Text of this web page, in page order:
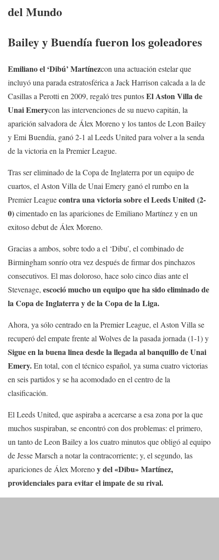
del Mundo
Bailey y Buendía fueron los goleadores
Emiliano el ‘Dibú’ Martínezcon una actuación estelar que
incluyó una parada estratosférica a Jack Harrison calcada a la de
Casillas a Perotti en 2009, regaló tres puntosEl Aston Villa de
Unai Emerycon las intervenciones de su nuevo capitán, la
aparición salvadora de Álex Moreno y los tantos de Leon Bailey
y Emi Buendía, ganó 2-1 al Leeds United para volver a la senda
de la victoria en la Premier League.
Tras ser eliminado de la Copa de Inglaterra por un equipo de
cuartos, el Aston Villa de Unai Emery ganó el rumbo en la
Premier Leaguecontra una victoria sobre el Leeds United (2-
0)cimentado en las apariciones de Emiliano Martínez y en un
exitoso debut de Álex Moreno.
Gracias a ambos, sobre todo a el ‘Dibu’, el combinado de
Birmingham sonrío otra vez después de firmar dos pinchazos
consecutivos. El mas doloroso, hace solo cinco dias ante el
Stevenage, escoció mucho un equipo que ha sido eliminado de
la Copa de Inglaterra y de la Copa de la Liga.
Ahora, ya sólo centrado en la Premier League, el Aston Villa se
recuperó del empate frente al Wolves de la pasada jornada (1-1) y
Sigue en la buena linea desde la llegada al banquillo de Unai
Emery.En total, con el técnico español, ya suma cuatro victorias
en seis partidos y se ha acomodado en el centro de la
clasificación.
El Leeds United, que aspiraba a acercarse a esa zona por la que
muchos suspiraban, se encontró con dos problemas: el primero,
un tanto de Leon Bailey a los cuatro minutos que obligó al equipo
de Jesse Marsch a notar la contracorriente; y, el segundo, las
apariciones de Álex Morenoy del «Dibu» Martínez,
providenciales para evitar el impate de su rival.